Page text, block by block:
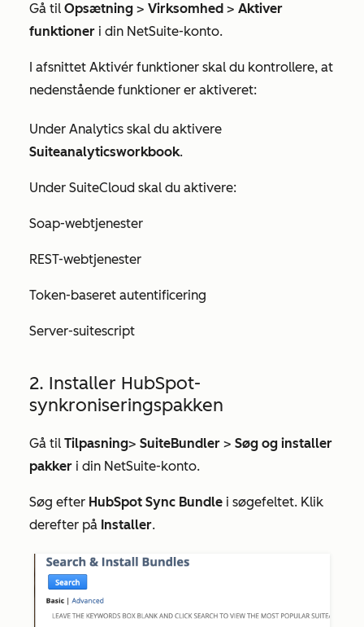
Gå til Opsætning > Virksomhed > Aktiver
funktioner i din NetSuite-konto.
I afsnittet Aktivér funktioner skal du kontrollere, at
nedenstående funktioner er aktiveret:
Under Analytics skal du aktivere
Suiteanalyticsworkbook.
Under SuiteCloud skal du aktivere:
Soap-webtjenester
REST-webtjenester
Token-baseret autentificering
Server-suitescript
2. Installer HubSpot-
synkroniseringspakken
Gå til Tilpasning> SuiteBundler > Søg og installer
pakker i din NetSuite-konto.
Søg efter HubSpot Sync Bundle i søgefeltet. Klik
derefter på Installer.